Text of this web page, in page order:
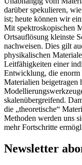
darüber spekulieren,
ist; heute können wir
Mit spektroskopischen
Ortsauflösung kleinste
nachweisen. Dies gilt
physikalischen
Leitfähigkeiten einer
Entwicklung, die enorm
Materialien beigetragen
skalenübergreifend.
die „theoretische“
Methoden werden uns
mehr Fortschritte
Newsletter